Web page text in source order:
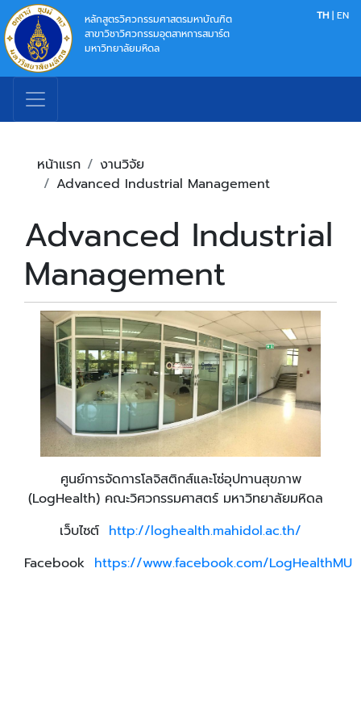
หลักสูตรวิศวกรรมศาสตรมหาบัณฑิต
สาขาวิชาวิศวกรรมอุตสาหการสมาร์ต
มหาวิทยาลัยมหิดล
TH| EN
หน้าแรก
งานวิจัย
Advanced Industrial Management
Advanced Industrial
Management
ศูนย์การจัดการโลจิสติกส์และโซ่อุปทานสุขภาพ
(LogHealth) คณะวิศวกรรมศาสตร์ มหาวิทยาลัยมหิดล
เว็บไซต์ http://loghealth.mahidol.ac.th/
Facebook https://www.facebook.com/LogHealthMU